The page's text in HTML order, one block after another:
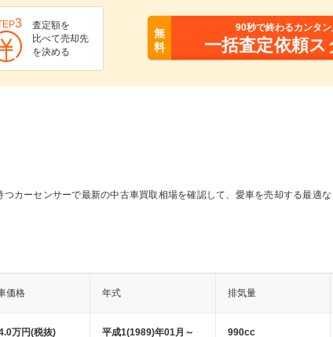
3
査定額を
比べて売却先
を決める
無
料
90秒で終わるカンタン
一括査定依頼ス
カーセンサーで最新の中古車買取相場を確認して、愛車を売却する最適
価格 年式 排気量
万円(税抜) 平成1(1989)年01月～ 990cc